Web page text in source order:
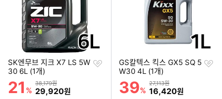
SK엔무브 지크 X7 LS 5W
30 6L (1개)
할인률
21 %
상품금액
38,179원
할인금액
29,920원
찜
GS칼텍스 킥스 GX5 SQ 5
W30 4L (1개)
할인률
39%
상품금액
27,113원
할인금액
16,420원
찜